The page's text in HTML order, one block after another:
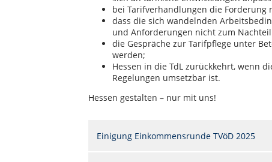
bei Tarifverhandlungen die
dass die sich wandelnden
und Anforderungen nicht zum
die Gespräche zur Tarifpflege unter
werden;
Hessen in die TdL zurückkehrt, wenn
Regelungen umsetzbar ist.
Hessen gestalten – nur mit uns!
Einigung Einkommensrunde TVöD 2025